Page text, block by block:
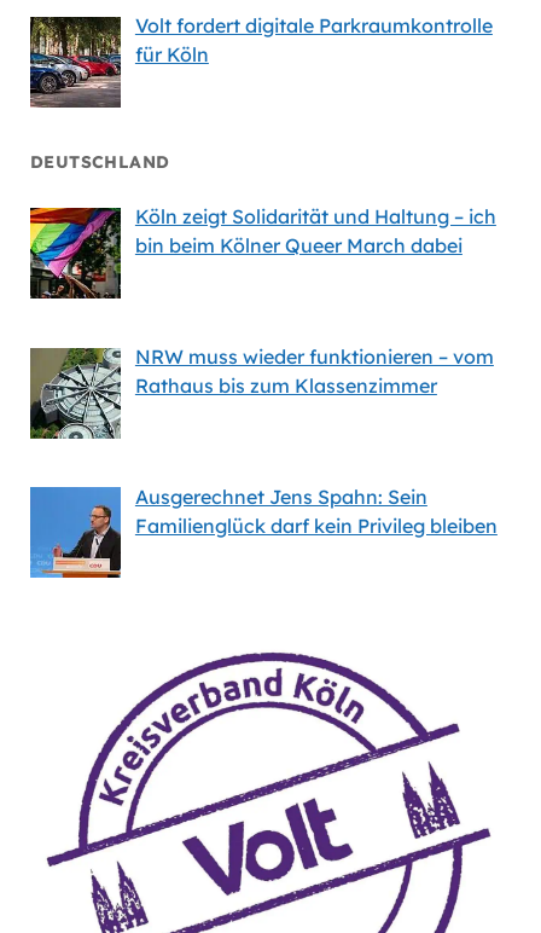
Volt fordert digitale Parkraumkontrolle
für Köln
DEUTSCHLAND
Köln zeigt Solidarität und Haltung – ich
bin beim Kölner Queer March dabei
NRW muss wieder funktionieren – vom
Rathaus bis zum Klassenzimmer
Ausgerechnet Jens Spahn: Sein
Familienglück darf kein Privileg bleiben